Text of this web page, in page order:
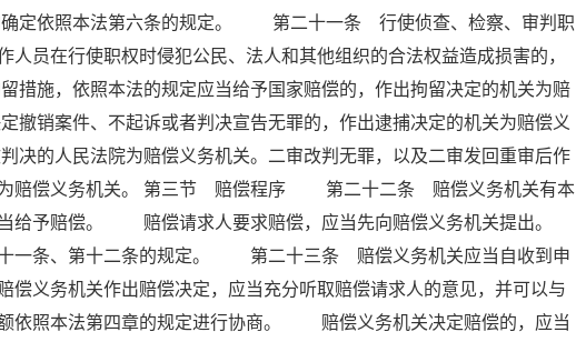
依照本法第六条的规定。 第二十一条 行使侦查、检察、审判职
员在行使职权时侵犯公民、法人和其他组织的合法权益造成损害的，
施，依照本法的规定应当给予国家赔偿的，作出拘留决定的机关为赔
销案件、不起诉或者判决宣告无罪的，作出逮捕决定的机关为赔偿义
的人民法院为赔偿义务机关。二审改判无罪，以及二审发回重审后作
为赔偿义务机关。 第三节 赔偿程序 第二十二条 赔偿义务机关有本
给予赔偿。 赔偿请求人要求赔偿，应当先向赔偿义务机关提出。
一条、第十二条的规定。 第二十三条 赔偿义务机关应当自收到申
偿义务机关作出赔偿决定，应当充分听取赔偿请求人的意见，并可以与
依照本法第四章的规定进行协商。 赔偿义务机关决定赔偿的，应当